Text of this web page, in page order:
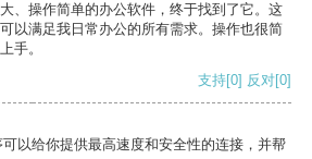
、操作简单的办公软件，终于找到了它。这
以满足我日常办公的所有需求。操作也很简
手。
支持[0] 反对[0]
以给你提供最高速度和安全性的连接，并帮